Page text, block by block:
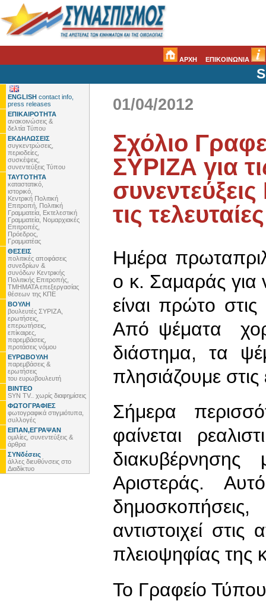
ΑΡΧΗ ΕΠΙΚΟΙΝΩΝΙΑ
ENGLISH contact info,
press releases
ΕΠΙΚΑΙΡΟΤΗΤΑ
ανακοινώσεις &
δελτία Τύπου
ΕΚΔΗΛΩΣΕΙΣ
συγκεντρώσεις,
περιοδείες,
συσκέψεις,
συνεντεύξεις Τύπου
ΤΑΥΤΟΤΗΤΑ
καταστατικό,
ιστορικό,
Κεντρική Πολιτική
Επιτροπή, Πολιτική
Γραμματεία, Εκτελεστική
Γραμματεία, Νομαρχιακές
Επιτροπές,
Πρόεδρος,
Γραμματέας
ΘΕΣΕΙΣ
πολιτικές αποφάσεις
συνεδρίων &
συνόδων Κεντρικής
Πολιτικής Επιτροπής,
ΤΜΗΜΑΤΑ επεξεργασίας
θέσεων της ΚΠΕ
ΒΟΥΛΗ
βουλευτές ΣΥΡΙΖΑ,
ερωτήσεις,
επερωτήσεις,
επίκαιρες,
παρεμβάσεις,
προτάσεις νόμου
ΕΥΡΩΒΟΥΛΗ
παρεμβάσεις &
ερωτήσεις
του ευρωβουλευτή
ΒΙΝΤΕΟ
SYN TV.. χωρίς διαφημίσεις
ΦΩΤΟΓΡΑΦΙΕΣ
φωτογραφικά στιγμιότυπα,
συλλογές
ΕΙΠΑΝ,ΕΓΡΑΨΑΝ
ομιλίες, συνεντεύξεις &
άρθρα
ΣΥΝδέσεις
άλλες διευθύνσεις στο
Διαδίκτυο
01/04/2012
Σχόλιο
ΣΥΡΙΖΑ για
τις
Ημέρα
ο κ. Σαμαράς
είναι πρώτο
Από ψέματα
διάστημα, τα
πλησιάζουμε στις
Σήμερα
φαίνεται
Αριστεράς.
αντιστοιχεί στις
πλειοψηφίας της
To Γραφείο Τύπου